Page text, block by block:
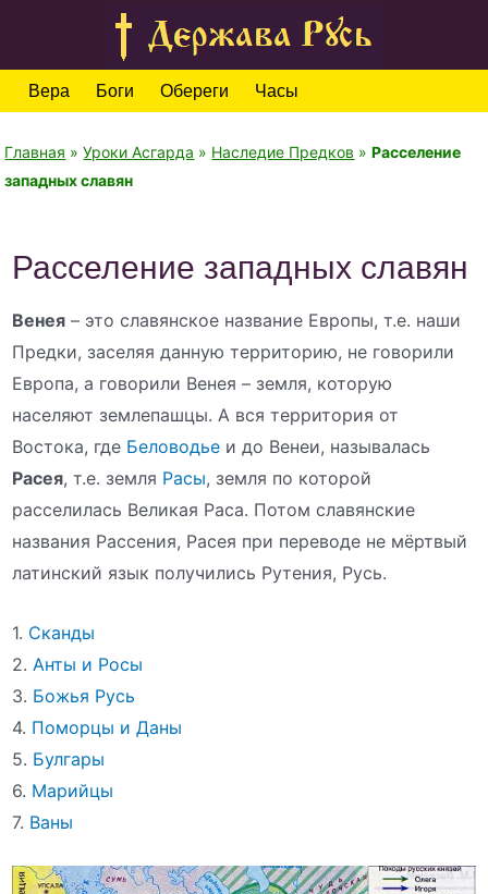
Вера Боги Обереги Часы
Главная »Уроки Асгарда » Наследие Предков »Расселение
западных славян
Расселение западных славян
Венея – это славянское название Европы, т.е. наши
Предки, заселяя данную территорию, не говорили
Европа, а говорили Венея – земля, которую
населяют землепашцы. А вся территория от
Востока, где Беловодье и до Венеи, называлась
Расея, т.е. земля Расы, земля по которой
расселилась Великая Раса. Потом славянские
названия Рассения, Расея при переводе не мёртвый
латинский язык получились Рутения, Русь.
1. Сканды
2. Анты и Росы
3. Божья Русь
4. Поморцы и Даны
5. Булгары
6. Марийцы
7. Ваны